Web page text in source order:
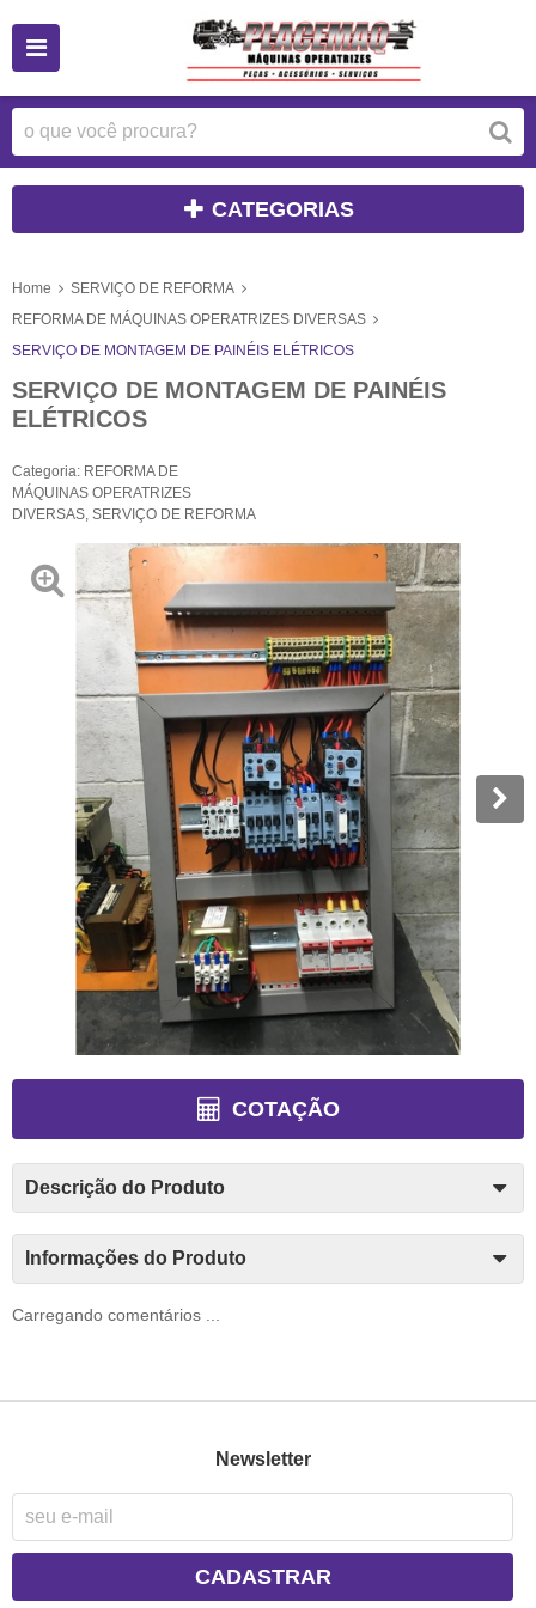
CATEGORIAS
Home
SERVIÇO DE REFORMA
REFORMA DE MÁQUINAS OPERATRIZES DIVERSAS
SERVIÇO DE MONTAGEM DE PAINÉIS ELÉTRICOS
SERVIÇO DE MONTAGEM DE PAINÉIS
ELÉTRICOS
Categoria: REFORMA DE
MÁQUINAS OPERATRIZES
DIVERSAS SERVIÇO DE REFORMA
COTAÇÃO
Descrição do Produto
Informações do Produto
Carregando comentários ...
Newsletter
CADASTRAR